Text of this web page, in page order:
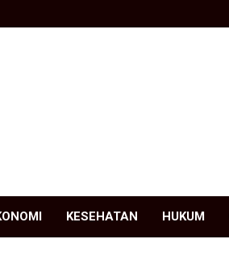
KESEHATAN HUKUM